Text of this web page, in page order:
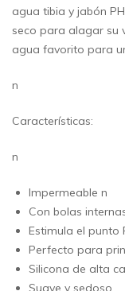
agua tibia y jabón
seco para alagar su
agua favorito para
n
Características:
n
Impermeable n
Con bolas
Estimula el punto
Perfecto para
Silicona de alta
Suave y sedoso